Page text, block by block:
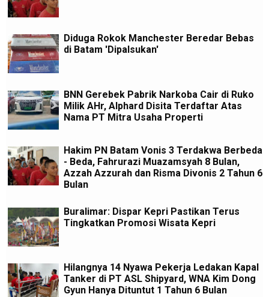
Diduga Rokok Manchester Beredar Bebas
di Batam 'Dipalsukan'
BNN Gerebek Pabrik Narkoba Cair di Ruko
Milik AHr, Alphard Disita Terdaftar Atas
Nama PT Mitra Usaha Properti
Hakim PN Batam Vonis 3 Terdakwa Berbeda
- Beda, Fahrurazi Muazamsyah 8 Bulan,
Azzah Azzurah dan Risma Divonis 2 Tahun 6
Bulan
Buralimar: Dispar Kepri Pastikan Terus
Tingkatkan Promosi Wisata Kepri
Hilangnya 14 Nyawa Pekerja Ledakan Kapal
Tanker di PT ASL Shipyard, WNA Kim Dong
Gyun Hanya Dituntut 1 Tahun 6 Bulan